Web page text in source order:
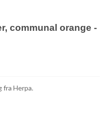
communal orange -
fra Herpa.